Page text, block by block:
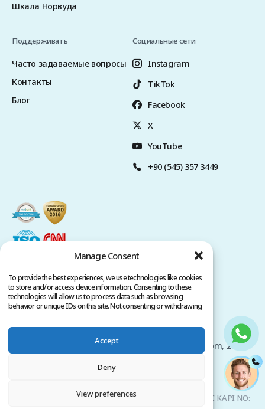
Manage Consent
To provide the best experiences, we use technologies like cookies
to store and/or access device information. Consenting to these
technologies will allow us to process data such as browsing
behavior or unique IDs on this site. Not consenting or withdrawing
Accept
Deny
View preferences
Шкала Норвуда
Поддерживать
Часто задаваемые вопросы
Контакты
Блог
Социальные сети
Instagram
TikTok
Facebook
X
YouTube
+90 (545) 357 3449
Условия обслуживания
Авторские права принадлежат www.clinicana.com, 2026.
Все права защищены.
HACIAHMET MAH. KURTULUS DERESI CAD. NO: 15 -21 IC KAPI NO: